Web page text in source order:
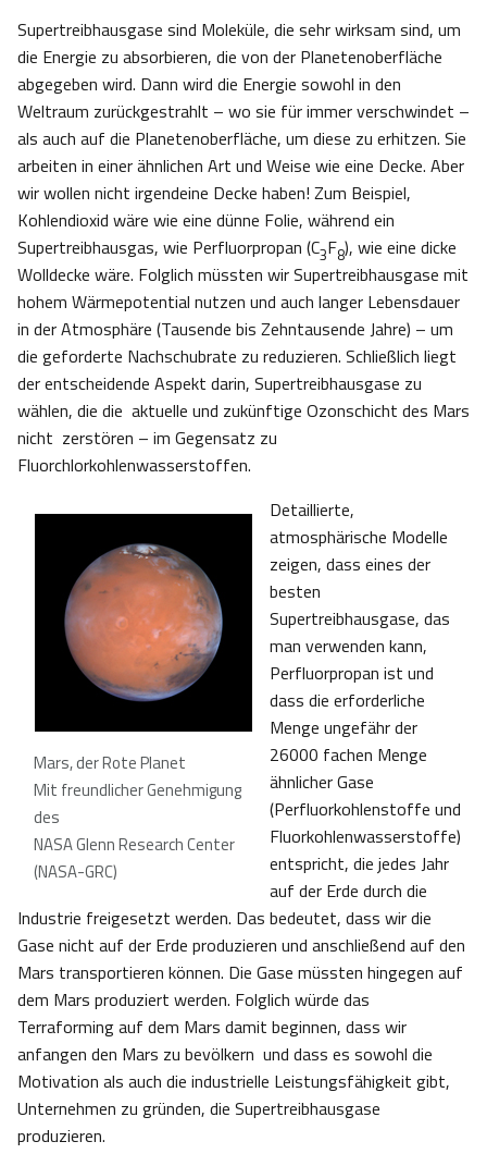
Supertreibhausgase sind Moleküle, die sehr wirksam sind, um
die Energie zu absorbieren, die von der Planetenoberfläche
abgegeben wird. Dann wird die Energie sowohl in den
Weltraum zurückgestrahlt – wo sie für immer verschwindet –
als auch auf die Planetenoberfläche, um diese zu erhitzen. Sie
arbeiten in einer ähnlichen Art und Weise wie eine Decke. Aber
wir wollen nicht irgendeine Decke haben! Zum Beispiel,
Kohlendioxid wäre wie eine dünne Folie, während ein
Supertreibhausgas, wie Perfluorpropan (C3F8), wie eine dicke
Wolldecke wäre. Folglich müssten wir Supertreibhausgase mit
hohem Wärmepotential nutzen und auch langer Lebensdauer
in der Atmosphäre (Tausende bis Zehntausende Jahre) – um
die geforderte Nachschubrate zu reduzieren. Schließlich liegt
der entscheidende Aspekt darin, Supertreibhausgase zu
wählen, die die aktuelle und zukünftige Ozonschicht des Mars
nicht zerstören – im Gegensatz zu
Fluorchlorkohlenwasserstoffen.
Mars, der Rote Planet
Mit freundlicher Genehmigung
des
NASA Glenn Research Center
(NASA-GRC)
Detaillierte,
atmosphärische Modelle
zeigen, dass eines der
besten
Supertreibhausgase, das
man verwenden kann,
Perfluorpropan ist und
dass die erforderliche
Menge ungefähr der
26000 fachen Menge
ähnlicher Gase
(Perfluorkohlenstoffe und
Fluorkohlenwasserstoffe)
entspricht, die jedes Jahr
auf der Erde durch die
Industrie freigesetzt werden. Das bedeutet, dass wir die
Gase nicht auf der Erde produzieren und anschließend auf den
Mars transportieren können. Die Gase müssten hingegen auf
dem Mars produziert werden. Folglich würde das
Terraforming auf dem Mars damit beginnen, dass wir
anfangen den Mars zu bevölkern und dass es sowohl die
Motivation als auch die industrielle Leistungsfähigkeit gibt,
Unternehmen zu gründen, die Supertreibhausgase
produzieren.